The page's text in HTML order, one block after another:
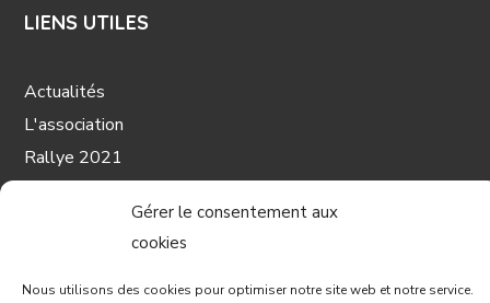
Gérer le consentement aux
cookies
Nous utilisons des cookies pour optimiser notre site web et notre service.
LIENS UTILES
Actualités
L'association
Rallye 2021
Nos coups de cœur
Contact